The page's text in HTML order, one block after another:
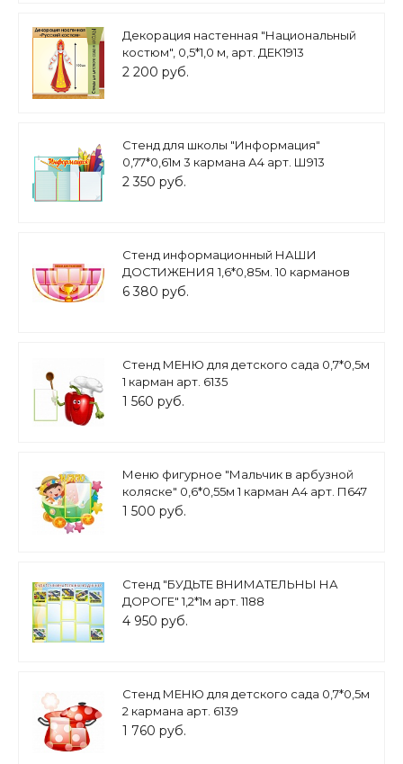
Декорация настенная "Национальный
костюм", 0,5*1,0 м, арт. ДЕК1913
2 200 руб.
Стенд для школы "Информация"
0,77*0,61м 3 кармана А4 арт. Ш913
2 350 руб.
Стенд информационный НАШИ
ДОСТИЖЕНИЯ 1,6*0,85м. 10 карманов
фигурный арт.2874
6 380 руб.
Стенд МЕНЮ для детского сада 0,7*0,5м
1 карман арт. 6135
1 560 руб.
Меню фигурное "Мальчик в арбузной
коляске" 0,6*0,55м 1 карман А4 арт. П647
1 500 руб.
Стенд "БУДЬТЕ ВНИМАТЕЛЬНЫ НА
ДОРОГЕ" 1,2*1м арт. 1188
4 950 руб.
Стенд МЕНЮ для детского сада 0,7*0,5м
2 кармана арт. 6139
1 760 руб.